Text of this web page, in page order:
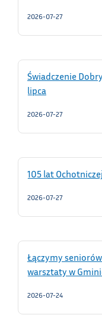
2026-07-27
Świadczenie
lipca
2026-07-27
105 lat
2026-07-27
Łączymy
warsztaty w
2026-07-24